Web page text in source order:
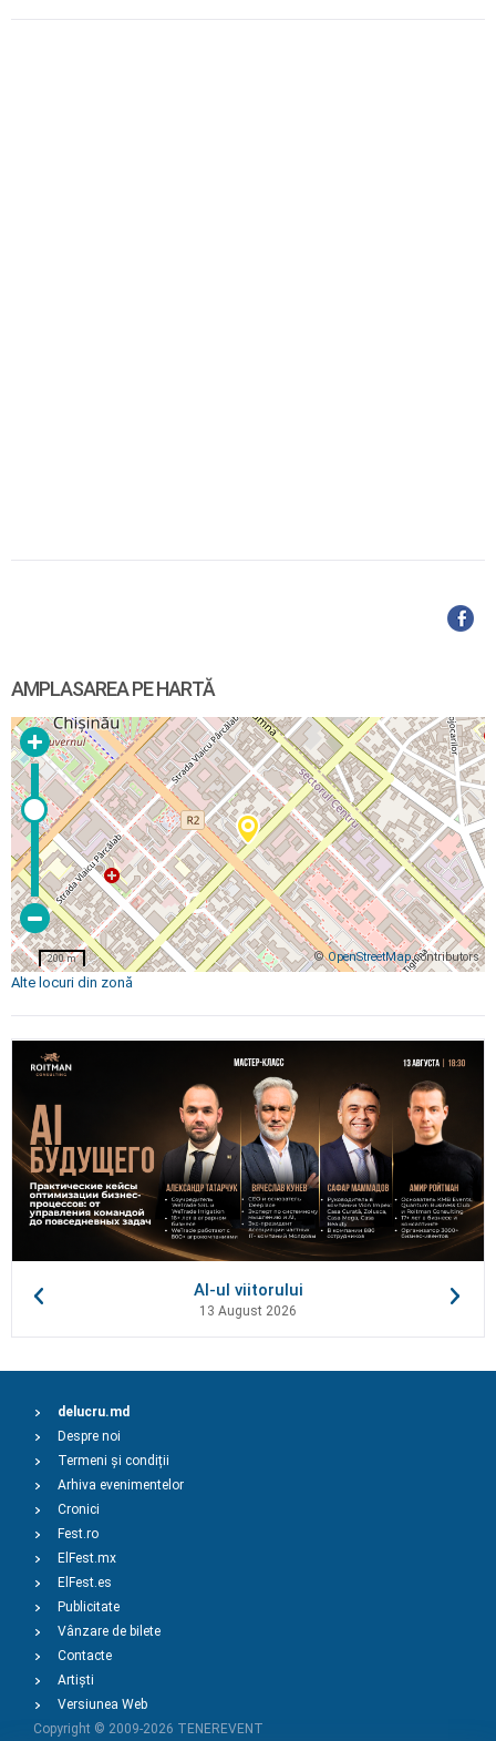
AMPLASAREA PE HARTĂ
©OpenStreetMapcontributors
200 m
Alte locuri din zonă
AI-ul viitorului
13 August 2026
delucru.md
Despre noi
Termeni și condiții
Arhiva evenimentelor
Cronici
Fest.ro
ElFest.mx
ElFest.es
Publicitate
Vânzare de bilete
Contacte
Artiști
Versiunea Web
Copyright © 2009-2026 TENEREVENT